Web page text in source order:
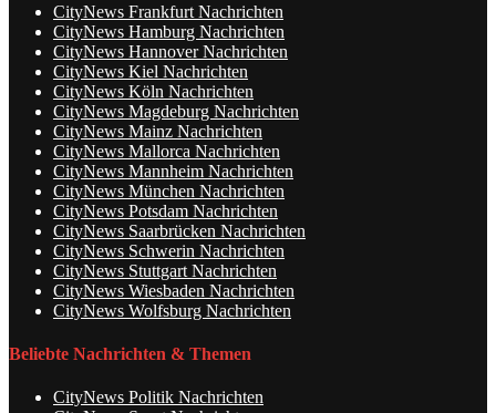
CityNews Frankfurt Nachrichten
CityNews Hamburg Nachrichten
CityNews Hannover Nachrichten
CityNews Kiel Nachrichten
CityNews Köln Nachrichten
CityNews Magdeburg Nachrichten
CityNews Mainz Nachrichten
CityNews Mallorca Nachrichten
CityNews Mannheim Nachrichten
CityNews München Nachrichten
CityNews Potsdam Nachrichten
CityNews Saarbrücken Nachrichten
CityNews Schwerin Nachrichten
CityNews Stuttgart Nachrichten
CityNews Wiesbaden Nachrichten
CityNews Wolfsburg Nachrichten
Beliebte Nachrichten & Themen
CityNews Politik Nachrichten